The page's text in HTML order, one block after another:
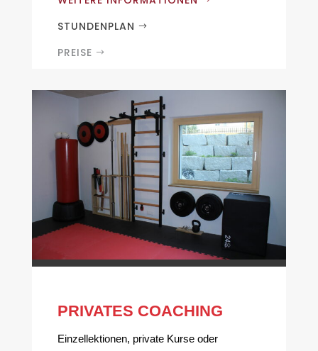
STUNDENPLAN
PREISE
PRIVATES COACHING
Einzellektionen, private Kurse oder